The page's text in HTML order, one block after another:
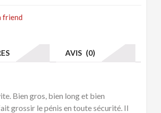
friend
AVIS (0)
Bien gros, bien long et bien
grossir le pénis en toute sécurité. Il